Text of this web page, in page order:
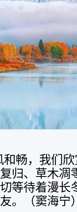
和畅，我们
归、草木凋
等待着漫长
。（窦海宁